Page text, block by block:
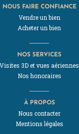
NOUS FAIRE CONFIANCE
Vendre un bien
Acheter un bien
NOS SERVICES
Visites 3D et vues aériennes
Nos honoraires
À PROPOS
Nous contacter
Mentions légales